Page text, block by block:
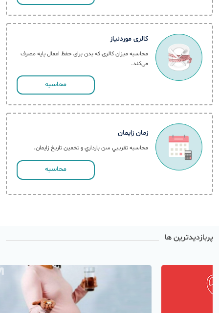
کالری موردنیاز
محاسبه میزان کالری که بدن برای حفظ اعمال پایه مصرف
می‌کند.
محاسبه
زمان زایمان
محاسبه تقريبي سن بارداري و تخمین تاریخ زایمان.
محاسبه
پربازدیدترین ها